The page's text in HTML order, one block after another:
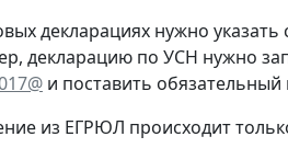
декларациях нужно
декларацию по УСН нужно
и поставить обязательный
из ЕГРЮЛ происходит